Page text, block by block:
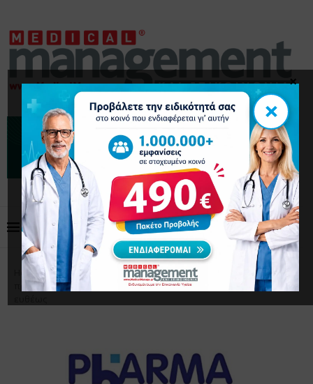
Home Επικαιρότητα
PhARMA Innovation: Η
πρόσβαση των ασθενών σε καινοτόμες θεραπείες απειλείται
×
×